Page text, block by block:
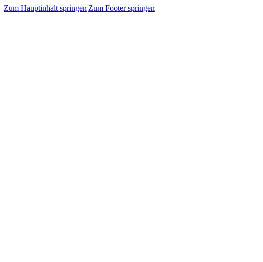
Zum Hauptinhalt springen Zum Footer springen